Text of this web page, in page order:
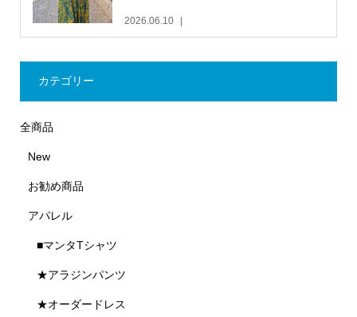
2026.06.10
カテゴリー
全商品
New
お勧め商品
アパレル
■マンタTシャツ
★アラジンパンツ
★オーダードレス